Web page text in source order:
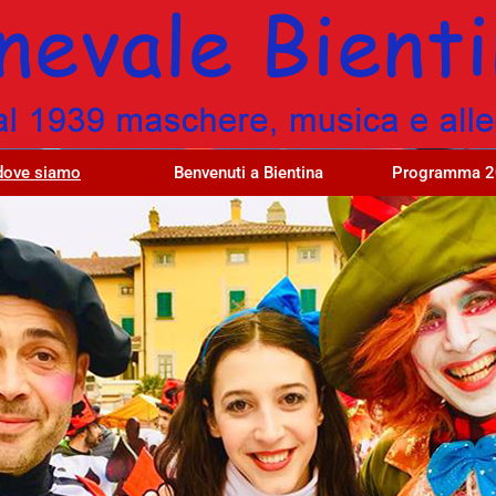
siamo Benvenuti a Bientina Programma